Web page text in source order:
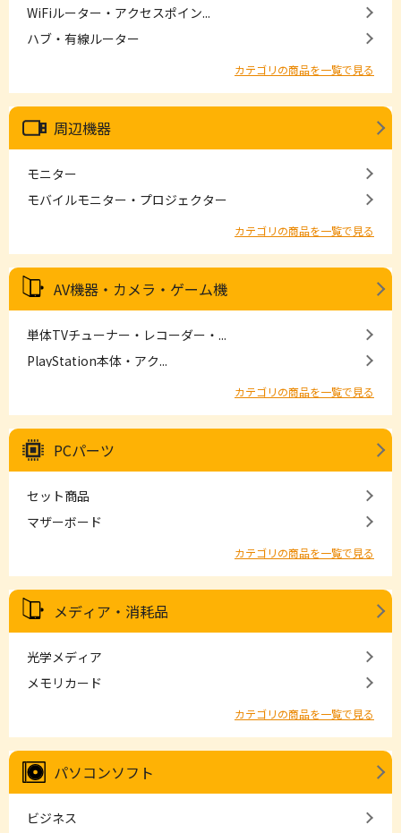
WiFiルーター・アクセスポイン...
ハブ・有線ルーター
カテゴリの商品を一覧で見る
周辺機器
モニター
モバイルモニター・プロジェクター
カテゴリの商品を一覧で見る
AV機器・カメラ・ゲーム機
単体TVチューナー・レコーダー・...
PlayStation本体・アク...
カテゴリの商品を一覧で見る
PCパーツ
セット商品
マザーボード
カテゴリの商品を一覧で見る
メディア・消耗品
光学メディア
メモリカード
カテゴリの商品を一覧で見る
パソコンソフト
ビジネス